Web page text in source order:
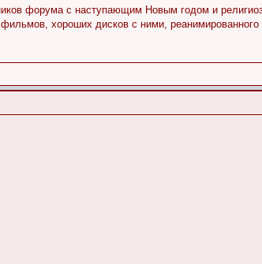
форума с наступающим Новым годом и
хороших дисков с ними,